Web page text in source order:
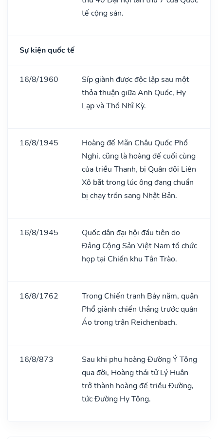
tế cộng sản.
Sự kiện quốc tế
16/8/1960
Síp giành được độc lập sau một
thỏa thuận giữa Anh Quốc, Hy
Lạp và Thổ Nhĩ Kỳ.
16/8/1945
Hoàng đế Mãn Châu Quốc Phổ
Nghi, cũng là hoàng đế cuối cùng
của triều Thanh, bị Quân đội Liên
Xô bắt trong lúc ông đang chuẩn
bị chạy trốn sang Nhật Bản.
16/8/1945
Quốc dân đại hội đầu tiên do
Đảng Cộng Sản Việt Nam tổ chức
họp tại Chiến khu Tân Trào.
16/8/1762
Trong Chiến tranh Bảy năm, quân
Phổ giành chiến thắng trước quân
Áo trong trận Reichenbach.
16/8/873
Sau khi phụ hoàng Đường Ý Tông
qua đời, Hoàng thái tử Lý Huân
trở thành hoàng đế triều Đường,
tức Đường Hy Tông.